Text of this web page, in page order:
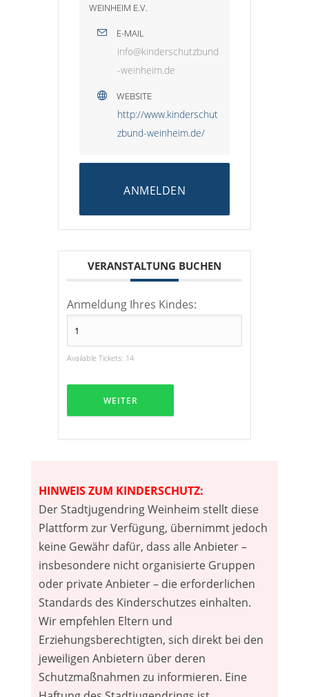
WEINHEIM E.V.
E-MAIL
info@kinderschutzbund
-weinheim.de
WEBSITE
http://www.kinderschut
zbund-weinheim.de/
ANMELDEN
VERANSTALTUNG BUCHEN
Anmeldung Ihres Kindes:
Available Tickets: 14
WEITER
HINWEIS ZUM KINDERSCHUTZ:
Der Stadtjugendring Weinheim stellt diese
Plattform zur Verfügung, übernimmt jedoch
keine Gewähr dafür, dass alle Anbieter –
insbesondere nicht organisierte Gruppen
oder private Anbieter – die erforderlichen
Standards des Kinderschutzes einhalten.
Wir empfehlen Eltern und
Erziehungsberechtigten, sich direkt bei den
jeweiligen Anbietern über deren
Schutzmaßnahmen zu informieren. Eine